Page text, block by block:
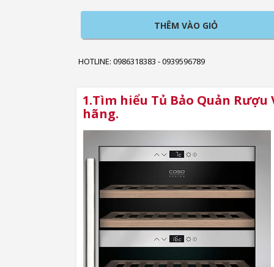
THÊM VÀO GIỎ
HOTLINE: 0986318383 - 0939596789
1.Tìm hiểu Tủ Bảo Quản Rượu
hãng.